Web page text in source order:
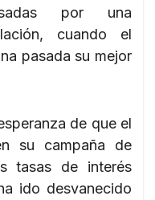
por una
cuando el
pasada su mejor
de que el
su campaña de
tasas de interés
ido desvanecido